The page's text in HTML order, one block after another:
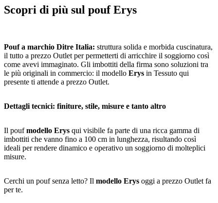
Scopri di più sul pouf Erys
Pouf a marchio Ditre Italia: struttura solida e morbida cuscinatura,
il tutto a prezzo Outlet per permetterti di arricchire il soggiorno così
come avevi immaginato. Gli imbottiti della firma sono soluzioni tra
le più originali in commercio: il modello Erys in Tessuto qui
presente ti attende a prezzo Outlet.
Dettagli tecnici: finiture, stile, misure e tanto altro
Il poufmodello Erys qui visibile fa parte di una ricca gamma di
imbottiti che vanno fino a 100 cm in lunghezza, risultando così
ideali per rendere dinamico e operativo un soggiorno di molteplici
misure.
Cerchi un pouf senza letto? Il modello Erys oggi a prezzo Outlet fa
per te.